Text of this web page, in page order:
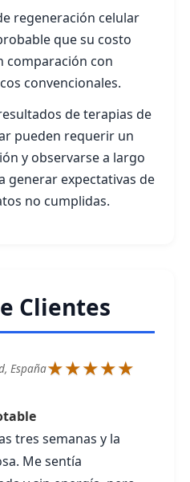
regeneración celular
que su costo
comparación con
convencionales.
de terapias de
pueden requerir un
y observarse a largo
generar expectativas de
no cumplidas.
Clientes
España★★★★★
tres semanas y la
Me sentía